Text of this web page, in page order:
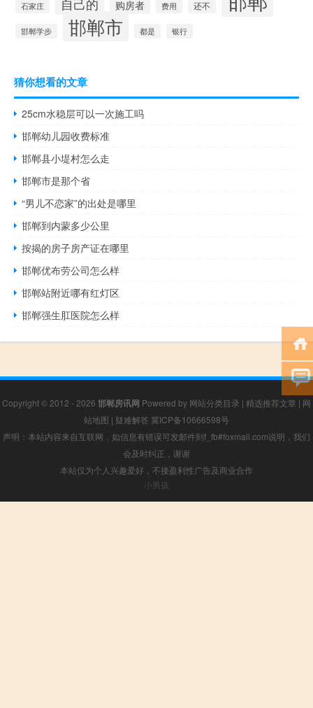
石家庄 自己的 购房者 费用 还不
邯郸学步 邯郸市 都是 银行
猜你想看的文章
25cm水稳层可以一次施工吗
邯郸幼儿园收费标准
邯郸县小堤村怎么走
邯郸市是那个省
“男儿不恋家”的出处是哪里
邯郸到内蒙多少公里
按揭的房子房产证在哪里
邯郸优布劳公司怎么样
邯郸站附近哪有红灯区
邯郸强生肛医院怎么样
Copyright © 2012 - 2026 邯郸房讯网 Powered by 网站分类目录 | 精选推荐文章 | 网
站地图 | 疑难解答 冀ICP备10666598号
声明：本站内容来自互联网，如信息有错误可发邮件到f_fb#foxmail.com说明，我们
会及时纠正，谢谢
本站仅为个人兴趣爱好，不接盈利性广告及商业合作
小男孩